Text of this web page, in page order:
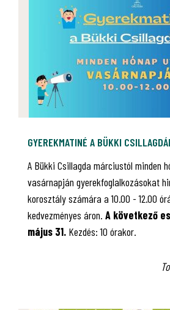
GYEREKMATINÉ A BÜKKI
A Bükki Csillagda márciustól minden
vasárnapján gyerekfoglalkozásokat
korosztály számára a 10.00 - 12.00
kedvezményes áron. A következő
május 31. Kezdés: 10 órakor.